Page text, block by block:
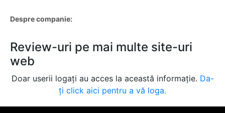
Despre companie:
Review-uri pe mai multe site-uri
web
Doar userii logați au acces la această informație. Da-
ți click aici pentru a vă loga.